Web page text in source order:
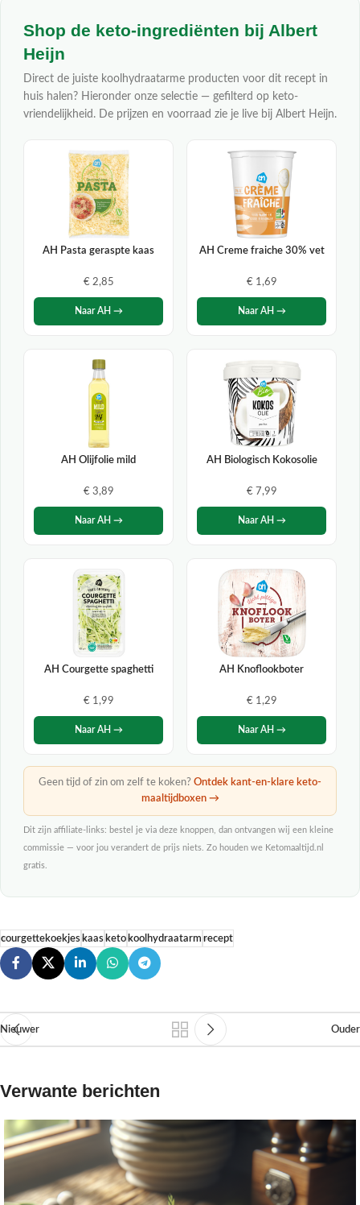
Shop de keto-ingrediënten bij Albert
Heijn
Direct de juiste koolhydraatarme producten voor dit recept in
huis halen? Hieronder onze selectie — gefilterd op keto-
vriendelijkheid. De prijzen en voorraad zie je live bij Albert Heijn.
AH Pasta geraspte kaas
€ 2,85
Naar AH →
AH Creme fraiche 30% vet
€ 1,69
Naar AH →
AH Olijfolie mild
€ 3,89
Naar AH →
AH Biologisch Kokosolie
€ 7,99
Naar AH →
AH Courgette spaghetti
€ 1,99
Naar AH →
AH Knoflookboter
€ 1,29
Naar AH →
Geen tijd of zin om zelf te koken? Ontdek kant-en-klare keto-
maaltijdboxen →
Dit zijn affiliate-links: bestel je via deze knoppen, dan ontvangen wij een kleine
commissie — voor jou verandert de prijs niets. Zo houden we Ketomaaltijd.nl
gratis.
courgettekoekjes kaas keto koolhydraatarm recept
Nieuwer Ouder
Verwante berichten